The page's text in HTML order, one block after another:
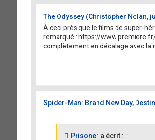
The Odyssey (Christopher Nolan,
À ceci près que le films de super-
remarqué : https://
complètement en décalage avec la
Spider-Man: Brand New Day,
Prisoner a écrit : ↑